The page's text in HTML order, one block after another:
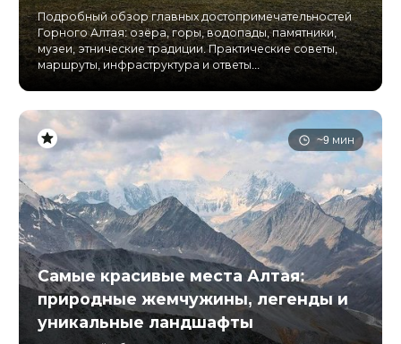
Подробный обзор главных достопримечательностей
Горного Алтая: озёра, горы, водопады, памятники,
музеи, этнические традиции. Практические советы,
маршруты, инфраструктура и ответы...
~9 мин
Самые красивые места Алтая:
природные жемчужины, легенды и
уникальные ландшафты